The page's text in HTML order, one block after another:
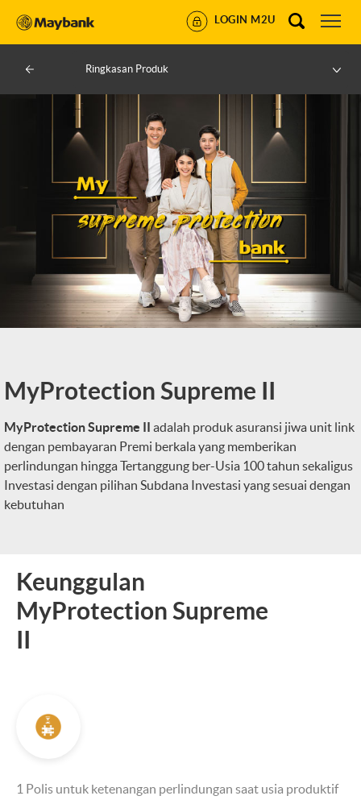
LOGIN M2U
Ringkasan Produk
MyProtection Supreme II
MyProtection Supreme II adalah produk asuransi jiwa unit link
dengan pembayaran Premi berkala yang memberikan
perlindungan hingga Tertanggung ber-Usia 100 tahun sekaligus
Investasi dengan pilihan Subdana Investasi yang sesuai dengan
kebutuhan
Keunggulan
MyProtection Supreme
II
1 Polis untuk ketenangan perlindungan saat usia produktif